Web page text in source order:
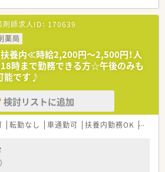
人物像について】
月末に退職予定者が出るため、後任となる
師として、活躍していただける方を探してい
ある方を歓迎しております。若手の方であ
です。
】
時間制を採用し、全社員の月間労働時間を均
なっており、夏季休暇や年末年始休暇も取
時間分を含みますが、超過分は別途しっかり
剤師求人ID： 170639
薬局
/扶養内≪時給2,200円～2,500円！人
時まで勤務できる方☆午後のみも
能です♪
検討リストに追加
転勤なし 車通勤可 扶養内勤務OK 大手